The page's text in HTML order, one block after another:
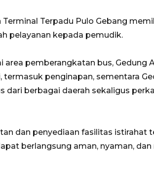
Terminal Terpadu Pulo Gebang
pelayanan kepada pemudik.
area pemberangkatan bus, Gedung
penginapan, sementara
dari berbagai daerah sekaligus
dan penyediaan fasilitas istirahat
berlangsung aman, nyaman,